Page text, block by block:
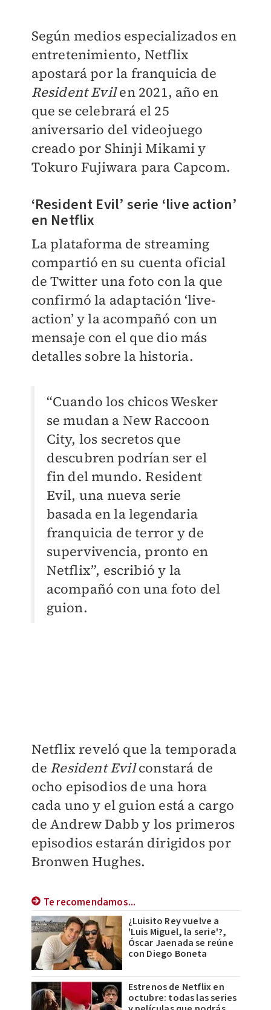
Según medios especializados en
entretenimiento, Netflix
apostará por la franquicia de
Resident Evilen 2021, año en
que se celebrará el 25
aniversario del videojuego
creado por Shinji Mikami y
Tokuro Fujiwara para Capcom.
‘Resident Evil’ serie ‘live action’
en Netflix
La plataforma de streaming
compartió en su cuenta oficial
de Twitter una foto con la que
confirmó la adaptación ‘live-
action’ y la acompañó con un
mensaje con el que dio más
detalles sobre la historia.
“Cuando los chicos Wesker
se mudan a New Raccoon
City, los secretos que
descubren podrían ser el
fin del mundo. Resident
Evil, una nueva serie
basada en la legendaria
franquicia de terror y de
supervivencia, pronto en
Netflix”, escribió y la
acompañó con una foto del
guion.
Netflix reveló que la temporada
de Resident Evilconstará de
ocho episodios de una hora
cada uno y el guion está a cargo
de Andrew Dabb y los primeros
episodios estarán dirigidos por
Bronwen Hughes.
Te recomendamos...
¿Luisito Rey vuelve a
'Luis Miguel, la serie'?,
Óscar Jaenada se reúne
con Diego Boneta
Estrenos de Netflix en
octubre: todas las series